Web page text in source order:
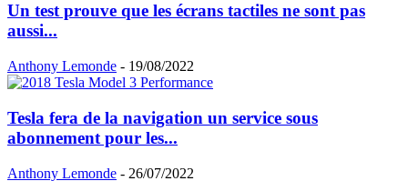
Un test prouve que les écrans tactiles ne sont pas
aussi...
Anthony Lemonde - 19/08/2022
Tesla fera de la navigation un service sous
abonnement pour les...
Anthony Lemonde - 26/07/2022